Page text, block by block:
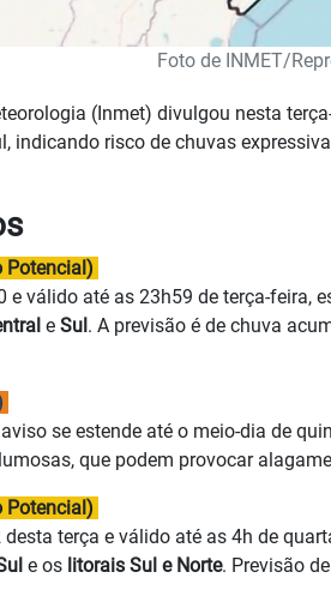
Foto de INMET/
(Inmet) divulgou nesta
indicando risco de chuvas
Potencial)
e válido até as 23h59 de terça-feira,
e Sul. A previsão é de chuva
se estende até o meio-dia de
que podem provocar
Potencial)
terça e válido até as 4h de
e os litorais Sul e Norte. Previsão